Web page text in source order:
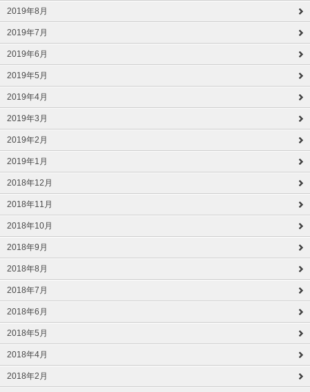
2019年8月
2019年7月
2019年6月
2019年5月
2019年4月
2019年3月
2019年2月
2019年1月
2018年12月
2018年11月
2018年10月
2018年9月
2018年8月
2018年7月
2018年6月
2018年5月
2018年4月
2018年2月